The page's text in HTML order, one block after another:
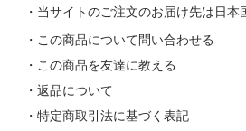
・当サイトのご注文のお届け先は日本
・この商品について問い合わせる
・この商品を友達に教える
・返品について
・特定商取引法に基づく表記